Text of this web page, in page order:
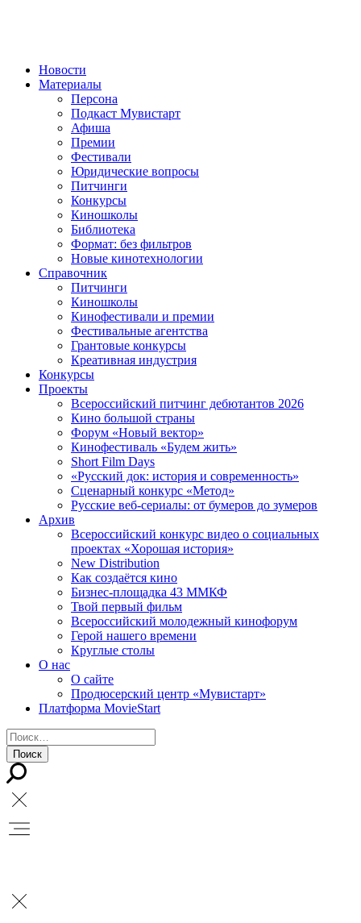
Новости
Материалы
Персона
Подкаст Мувистарт
Афиша
Премии
Фестивали
Юридические вопросы
Питчинги
Конкурсы
Киношколы
Библиотека
Формат: без фильтров
Новые кинотехнологии
Справочник
Питчинги
Киношколы
Кинофестивали и премии
Фестивальные агентства
Грантовые конкурсы
Креативная индустрия
Конкурсы
Проекты
Всероссийский питчинг дебютантов 2026
Кино большой страны
Форум «Новый вектор»
Кинофестиваль «Будем жить»
Short Film Days
«Русский док: история и современность»
Сценарный конкурс «Метод»
Русские веб-сериалы: от бумеров до зумеров
Архив
Всероссийский конкурс видео о социальных
проектах «Хорошая история»
New Distribution
Как создаётся кино
Бизнес-площадка 43 ММКФ
Твой первый фильм
Всероссийский молодежный кинофорум
Герой нашего времени
Круглые столы
О нас
О сайте
Продюсерский центр «Мувистарт»
Платформа MovieStart